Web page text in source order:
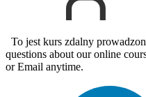
To jest kurs zdalny
questions about our online
or Email anytime.